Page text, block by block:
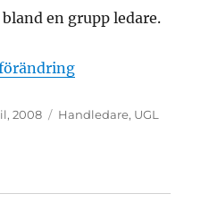
en grupp ledare.
2008 Categories
Handledare, UGL